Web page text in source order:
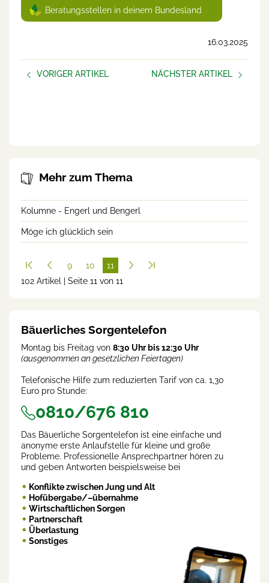
Beratungsstellen in deinem Bundesland
16.03.2025
VORIGER ARTIKEL
NÄCHSTER ARTIKEL
Mehr zum Thema
Kolumne - Engerl und Bengerl
Möge ich glücklich sein
9 10
11
(cur
102 Artikel | Seite 11 von 11
Bäuerliches Sorgentelefon
Montag bis Freitag von 8:30 Uhr bis 12:30 Uhr
(ausgenommen an gesetzlichen Feiertagen)
Telefonische Hilfe zum reduzierten Tarif von ca. 1,30
Euro pro Stunde:
0810/676 810
Das Bäuerliche Sorgentelefon ist eine einfache und
anonyme erste Anlaufstelle für kleine und große
Probleme. Professionelle Ansprechpartner hören zu
und geben Antworten beispielsweise bei
Konflikte zwischen Jung und Alt
Hofübergabe/–übernahme
Wirtschaftlichen Sorgen
Partnerschaft
Überlastung
Sonstiges